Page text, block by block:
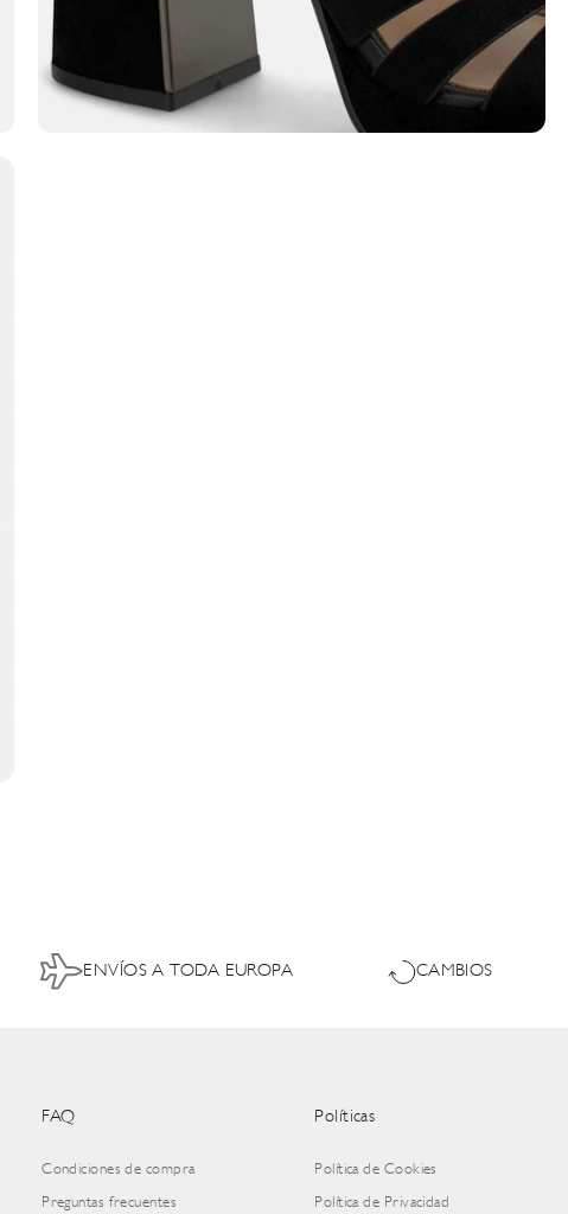
ENVÍOS A TODA EUROPA CAMBIOS
FAQ
Condiciones de compra
Preguntas frecuentes
Políticas
Política de Cookies
Política de Privacidad